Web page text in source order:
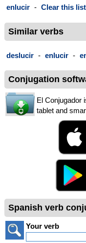
enlucir - Clear this list
Similar verbs
deslucir - enlucir -
Conjugation
El Conjugador
tablet and
Spanish verb
Your verb